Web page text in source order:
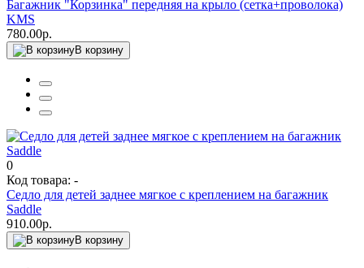
Багажник "Корзинка" передняя на крыло (сетка+проволока)
KMS
780.00р.
В корзину
0
Код товара: -
Седло для детей заднее мягкое с креплением на багажник
Saddle
910.00р.
В корзину